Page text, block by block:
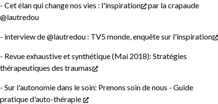
- Cet élan qui change nos vies : l'inspiration
par la crapaude
@lautredou
- interview de @lautredou : TV5 monde, enquête sur l'inspiration
- Revue exhaustive et synthétique (Mai 2018): Stratégies
thérapeutiques des traumas
- Sur l'autonomie dans le soin: Prenons soin de nous - Guide
pratique d'auto-thérapie